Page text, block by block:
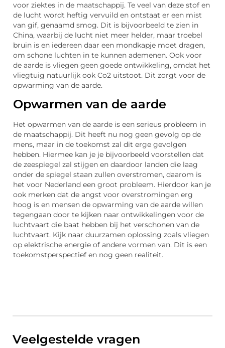
voor ziektes in de maatschappij. Te veel van deze stof en
de lucht wordt heftig vervuild en ontstaat er een mist
van gif, genaamd smog. Dit is bijvoorbeeld te zien in
China, waarbij de lucht niet meer helder, maar troebel
bruin is en iedereen daar een mondkapje moet dragen,
om schone luchten in te kunnen ademenen. Ook voor
de aarde is vliegen geen goede ontwikkeling, omdat het
vliegtuig natuurlijk ook Co2 uitstoot. Dit zorgt voor de
opwarming van de aarde.
Opwarmen van de aarde
Het opwarmen van de aarde is een serieus probleem in
de maatschappij. Dit heeft nu nog geen gevolg op de
mens, maar in de toekomst zal dit erge gevolgen
hebben. Hiermee kan je je bijvoorbeeld voorstellen dat
de zeespiegel zal stijgen en daardoor landen die laag
onder de spiegel staan zullen overstromen, daarom is
het voor Nederland een groot probleem. Hierdoor kan je
ook merken dat de angst voor overstromingen erg
hoog is en mensen de opwarming van de aarde willen
tegengaan door te kijken naar ontwikkelingen voor de
luchtvaart die baat hebben bij het verschonen van de
luchtvaart. Kijk naar duurzamen oplossing zoals vliegen
op elektrische energie of andere vormen van. Dit is een
toekomstperspectief en nog geen realiteit.
Veelgestelde vragen